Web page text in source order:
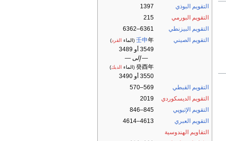
التقويم البوذي
1397
التقويم البورمي
215
التقويم البيزنطي
6361–6362
التقويم الصيني
壬申年 (الماء القرد)
3549 أو 3489
— إلى —
癸酉年 (الماء الديك)
3550 أو 3490
التقويم القبطي
569–570
التقويم الديسكوردي
2019
التقويم الإثيوپي
845–846
التقويم العبري
4613–4614
التقاويم الهندوسية